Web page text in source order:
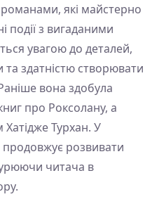
які майстерно
події з вигаданими
увагою до деталей,
здатністю створювати
вона здобула
про Роксолану, а
Турхан. У
продовжує розвивати
читача в